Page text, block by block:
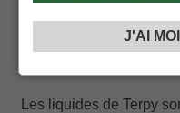
Format et
Les liquides de Terpy
J'AI